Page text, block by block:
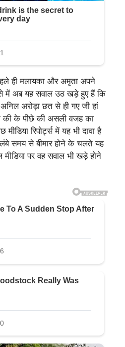
ही मलायका और अमृता अपने
में अब यह सवाल उठ खड़े हुए हैं कि
अरोड़ा छत से ही गए जी हां
की के पीछे की असली वजह का
रिपोर्ट्स में यह भी दावा है
समय से बीमार होने के चलते यह
पर वह सवाल भी खड़े होने